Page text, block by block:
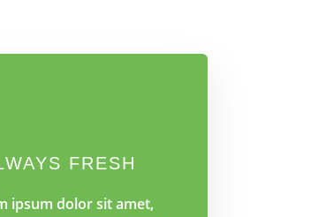
FRESH
ipsum dolor sit amet,